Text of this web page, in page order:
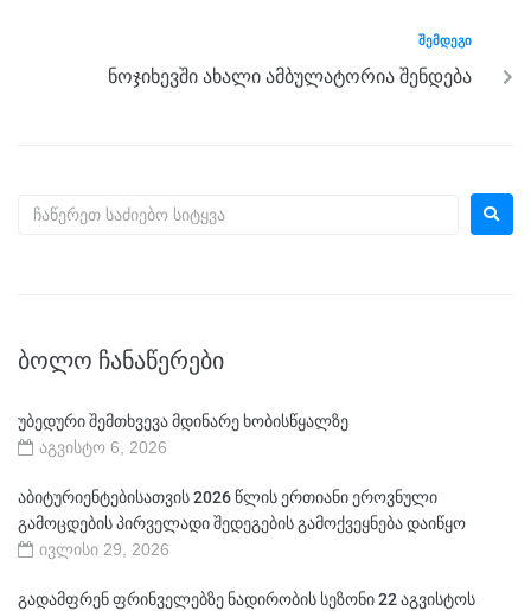
ᲨᲔᲛᲓᲔᲒᲘ
ნოჯიხევში ახალი ამბულატორია შენდება
ᲑᲝᲚᲝ ᲩᲐᲜᲐᲬᲔᲠᲔᲑᲘ
უბედური შემთხვევა მდინარე ხობისწყალზე
აგვისტო 6, 2026
აბიტურიენტებისათვის 2026 წლის ერთიანი ეროვნული
გამოცდების პირველადი შედეგების გამოქვეყნება დაიწყო
ივლისი 29, 2026
გადამფრენ ფრინველებზე ნადირობის სეზონი 22 აგვისტოს